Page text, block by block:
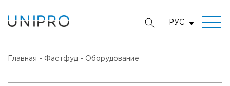
РУС
Главная - Фастфуд - Оборудование